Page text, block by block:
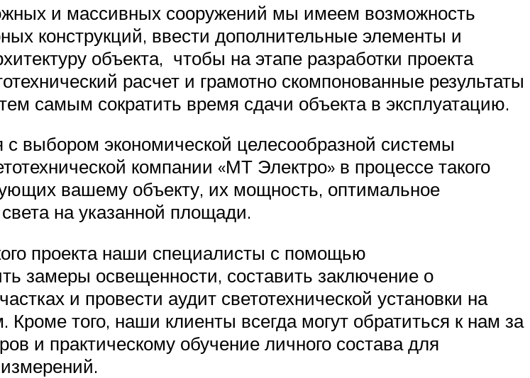
и массивных сооружений мы имеем возможность
конструкций, ввести дополнительные элементы и
объекта, чтобы на этапе разработки проекта
расчет и грамотно скомпонованные результаты
самым сократить время сдачи объекта в эксплуатацию.
с выбором экономической целесообразной системы
компании «МТ Электро» в процессе такого
вашему объекту, их мощность, оптимальное
на указанной площади.
проекта наши специалисты с помощью
замеры освещенности, составить заключение о
и провести аудит светотехнической установки на
того, наши клиенты всегда могут обратиться к нам за
и практическому обучение личного состава для